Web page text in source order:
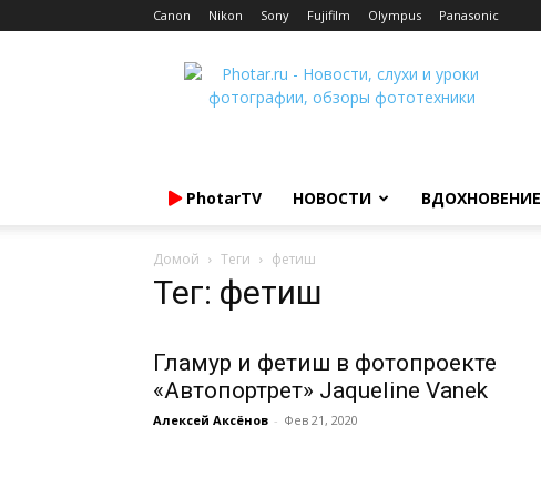
Canon Nikon Sony Fujifilm Olympus Panasonic
Photar.ru
PhotarTV НОВОСТИ ВДОХНОВЕНИЕ
Домой Теги фетиш
Тег: фетиш
Гламур и фетиш в фотопроекте
«Автопортрет» Jaqueline Vanek
Алексей Аксёнов - Фев 21, 2020